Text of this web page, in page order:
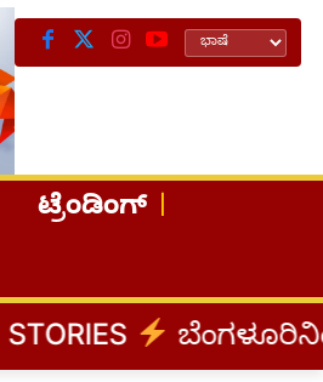
ಟ್ರೆಂಡಿಂಗ್
ಬೆಂಗಳೂರಿನಿಂದ